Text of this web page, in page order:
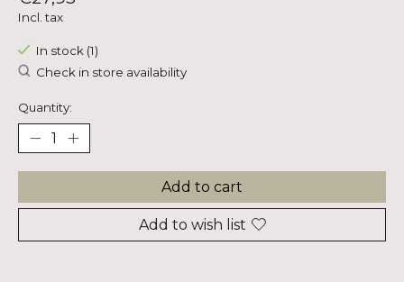
Incl. tax
In stock (1)
Check in store availability
Quantity:
Add to cart
Add to wish list